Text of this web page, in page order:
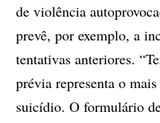
de violência
prevê, por exemplo, a
tentativas anteriores.
prévia representa o
suicídio. O formulário